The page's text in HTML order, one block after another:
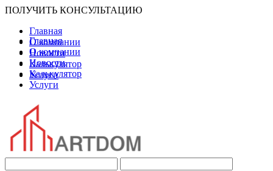
ПОЛУЧИТЬ КОНСУЛЬТАЦИЮ
Главная
О компании
Новости
Калькулятор
Услуги
Главная
О компании
Новости
Калькулятор
Услуги